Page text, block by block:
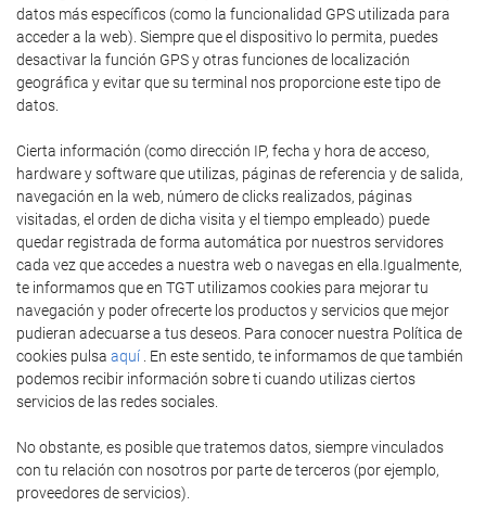
datos más específicos (como la funcionalidad GPS utilizada para
acceder a la web). Siempre que el dispositivo lo permita, puedes
desactivar la función GPS y otras funciones de localización
geográfica y evitar que su terminal nos proporcione este tipo de
datos.
Cierta información (como dirección IP, fecha y hora de acceso,
hardware y software que utilizas, páginas de referencia y de salida,
navegación en la web, número de clicks realizados, páginas
visitadas, el orden de dicha visita y el tiempo empleado) puede
quedar registrada de forma automática por nuestros servidores
cada vez que accedes a nuestra web o navegas en ella.Igualmente,
te informamos que en TGT utilizamos cookies para mejorar tu
navegación y poder ofrecerte los productos y servicios que mejor
pudieran adecuarse a tus deseos. Para conocer nuestra Política de
cookies pulsa aquí . En este sentido, te informamos de que también
podemos recibir información sobre ti cuando utilizas ciertos
servicios de las redes sociales.
No obstante, es posible que tratemos datos, siempre vinculados
con tu relación con nosotros por parte de terceros (por ejemplo,
proveedores de servicios).